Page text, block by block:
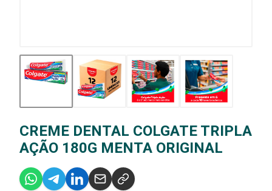
CREME DENTAL COLGATE TRIPLA
AÇÃO 180G MENTA ORIGINAL